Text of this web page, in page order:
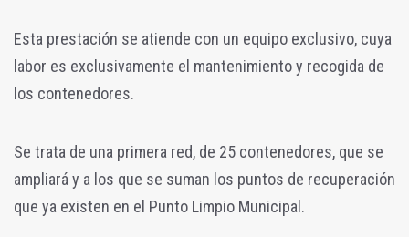
Esta prestación se atiende con un equipo exclusivo, cuya
labor es exclusivamente el mantenimiento y recogida de
los contenedores.
Se trata de una primera red, de 25 contenedores, que se
ampliará y a los que se suman los puntos de recuperación
que ya existen en el Punto Limpio Municipal.